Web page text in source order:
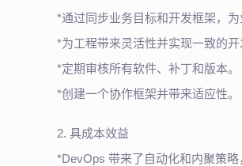
*通过同步业务目标和开发框架，为
*为工程带来灵活性并实现一致的开
*定期审核所有软件、补丁和版本。
*创建一个协作框架并带来适应性。
2. 具成本效益
*DevOps 带来了自动化和内聚策